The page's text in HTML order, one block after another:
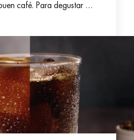
café. Para degustar un